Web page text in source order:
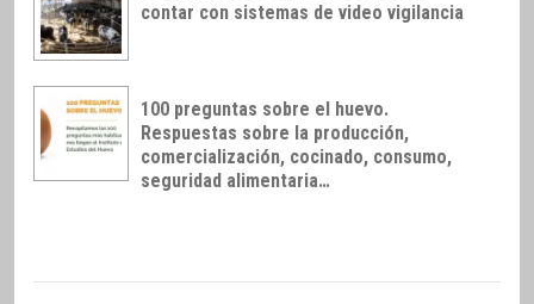
contar con sistemas de video vigilancia
100 preguntas sobre el huevo.
Respuestas sobre la producción,
comercialización, cocinado, consumo,
seguridad alimentaria…